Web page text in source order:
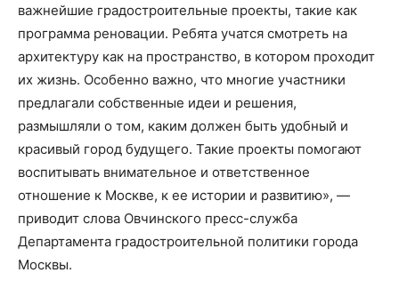
важнейшие градостроительные проекты, такие как
программа реновации. Ребята учатся смотреть на
архитектуру как на пространство, в котором проходит
их жизнь. Особенно важно, что многие участники
предлагали собственные идеи и решения,
размышляли о том, каким должен быть удобный и
красивый город будущего. Такие проекты помогают
воспитывать внимательное и ответственное
отношение к Москве, к ее истории и развитию», —
приводит слова Овчинского пресс-служба
Департамента градостроительной политики города
Москвы.